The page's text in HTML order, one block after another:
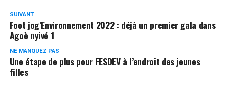
SUIVANT
Foot jog’Environnement 2022 : déjà un premier gala dans
Agoè nyivé 1
NE MANQUEZ PAS
Une étape de plus pour FESDEV à l’endroit des jeunes
filles